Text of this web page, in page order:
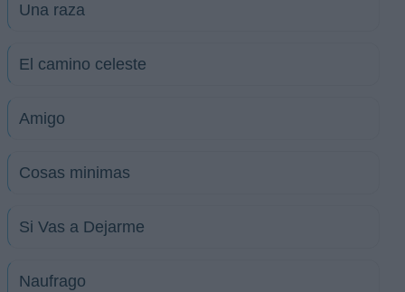
Una raza
El camino celeste
Amigo
Cosas minimas
Si Vas a Dejarme
Naufrago